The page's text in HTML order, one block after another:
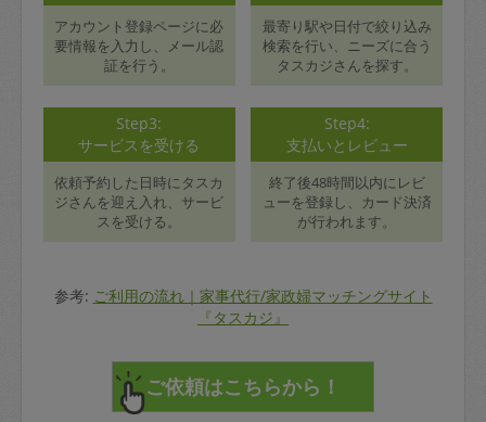
アカウント登録ページに必
要情報を入力し、メール認
証を行う。
最寄り駅や日付で絞り込み
検索を行い、ニーズに合う
タスカジさんを探す。
Step3:
サービスを受ける
依頼予約した日時にタスカ
ジさんを迎え入れ、サービ
スを受ける。
Step4:
支払いとレビュー
終了後48時間以内にレビ
ューを登録し、カード決済
が行われます。
参考: ご利用の流れ｜家事代行/家政婦マッチングサイト
『タスカジ』